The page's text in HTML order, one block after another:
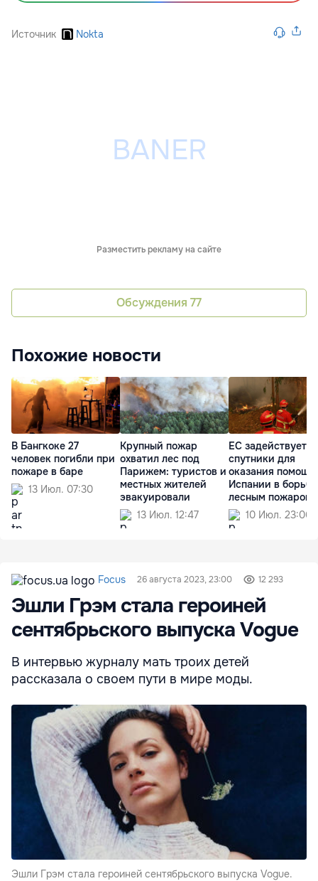
Источник Nokta
Разместить рекламу на сайте
Обсуждения 77
Похожие новости
В Бангкоке 27
человек погибли при
пожаре в баре
13 Июл. 07:30
Крупный пожар
охватил лес под
Парижем: туристов и
местных жителей
эвакуировали
13 Июл. 12:47
ЕС задействует
спутники для
оказания помощи
Испании в
лесным пожаром
10 Июл. 23:06
Focus 26 августа 2023, 23:00 12 293
Эшли Грэм стала героиней
сентябрьского выпуска Vogue
В интервью журналу мать троих детей
рассказала о своем пути в мире моды.
Эшли Грэм стала героиней сентябрьского выпуска Vogue.